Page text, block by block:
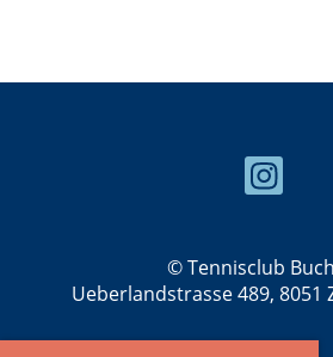
© Tennisclub
Ueberlandstrasse 489, 8051